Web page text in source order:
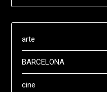
arte
BARCELONA
cine